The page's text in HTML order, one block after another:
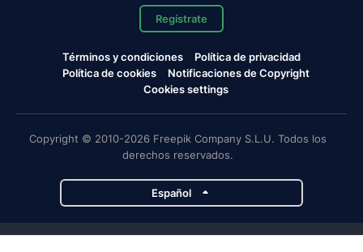
Regístrate
Términos y condiciones
Política de privacidad
Política de cookies
Notificaciones de Copyright
Cookies settings
Copyright © 2010-2026 Freepik Company S.L.U. Todos los
derechos reservados.
Español